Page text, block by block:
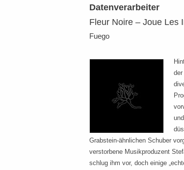
Datenverarbeiter
Fleur Noire – Joue Les
Fuego
Grabstein-ähnlichen Schuber
verstorbene Musikproduzent
schlug ihm vor, doch einige